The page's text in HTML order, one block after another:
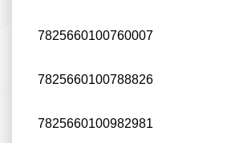
7825660100760007
7825660100788826
7825660100982981